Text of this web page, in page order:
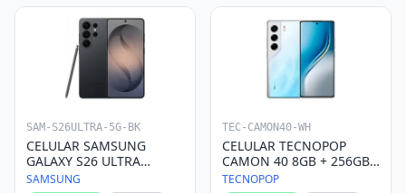
SAM-S26ULTRA-5G-BK
CELULAR SAMSUNG
GALAXY S26 ULTRA
12+512GB NEGRO
SAMSUNG
TEC-CAMON40-WH
CELULAR TECNOPOP
CAMON 40 8GB + 256GB
BLANCO
TECNOPOP